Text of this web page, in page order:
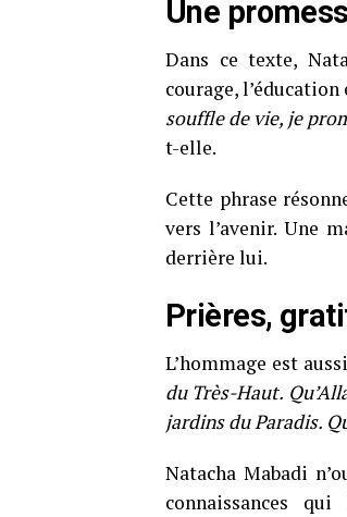
Une
Dans ce texte,
courage,
souffle de vie, je
t-elle.
Cette phrase
vers l’avenir. Une
derrière lui.
Prières,
L’hommage est
du Très-Haut.
jardins du Paradis.
Natacha Mabadi
connaissances